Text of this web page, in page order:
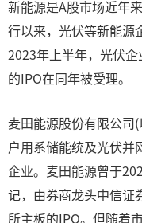
新能源是A股市场近年
行以来，光伏等新能源
2023年上半年，光伏
的IPO在同年被受理。
麦田能源股份有限公
户用系储能统及光伏并
企业。麦田能源曾于
记，由券商龙头中信证
所主板的IPO。但随着